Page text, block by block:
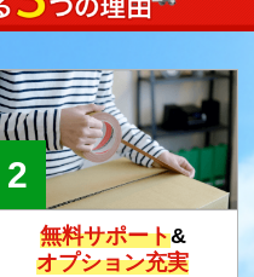
無料サポート&
オプション充実